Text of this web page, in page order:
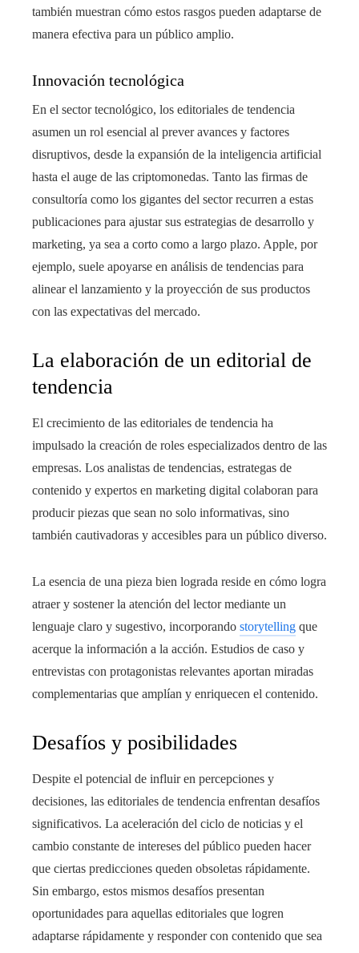
también muestran cómo estos rasgos pueden adaptarse de
manera efectiva para un público amplio.
Innovación tecnológica
En el sector tecnológico, los editoriales de tendencia
asumen un rol esencial al prever avances y factores
disruptivos, desde la expansión de la inteligencia artificial
hasta el auge de las criptomonedas. Tanto las firmas de
consultoría como los gigantes del sector recurren a estas
publicaciones para ajustar sus estrategias de desarrollo y
marketing, ya sea a corto como a largo plazo. Apple, por
ejemplo, suele apoyarse en análisis de tendencias para
alinear el lanzamiento y la proyección de sus productos
con las expectativas del mercado.
La elaboración de un editorial de
tendencia
El crecimiento de las editoriales de tendencia ha
impulsado la creación de roles especializados dentro de las
empresas. Los analistas de tendencias, estrategas de
contenido y expertos en marketing digital colaboran para
producir piezas que sean no solo informativas, sino
también cautivadoras y accesibles para un público diverso.
La esencia de una pieza bien lograda reside en cómo logra
atraer y sostener la atención del lector mediante un
lenguaje claro y sugestivo, incorporando storytelling que
acerque la información a la acción. Estudios de caso y
entrevistas con protagonistas relevantes aportan miradas
complementarias que amplían y enriquecen el contenido.
Desafíos y posibilidades
Despite el potencial de influir en percepciones y
decisiones, las editoriales de tendencia enfrentan desafíos
significativos. La aceleración del ciclo de noticias y el
cambio constante de intereses del público pueden hacer
que ciertas predicciones queden obsoletas rápidamente.
Sin embargo, estos mismos desafíos presentan
oportunidades para aquellas editoriales que logren
adaptarse rápidamente y responder con contenido que sea